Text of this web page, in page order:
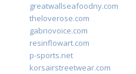
greatwallseafoodny.com
theloverose.com
gabriovoice.com
resinflowart.com
p-sports.net
korsairstreetwear.com